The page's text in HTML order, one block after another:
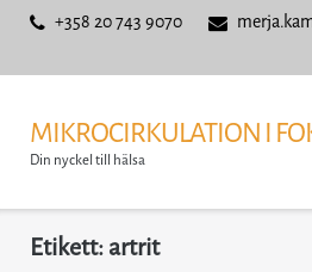
+358 20 743 9070
MIKROCIRKULATION I
Din nyckel till hälsa
Etikett:artrit